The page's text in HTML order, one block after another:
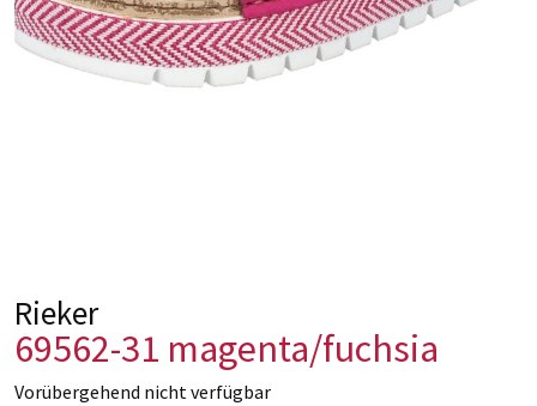
Rieker
69562-31 magenta/fuchsia
Vorübergehend nicht verfügbar